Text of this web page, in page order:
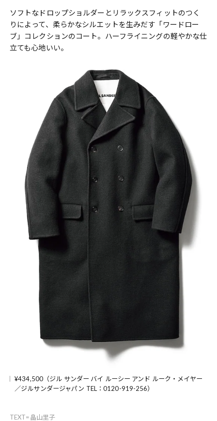
ソフトなドロップショルダーとリラックスフィットのつく
りによって、柔らかなシルエットを生みだす「ワードロー
ブ」コレクションのコート。ハーフライニングの軽やかな仕
立ても心地いい。
¥434,500（ジル サンダー バイ ルーシー アンド ルーク・メイヤー
／ジルサンダージャパン TEL：0120-919-256）
TEXT=畠山里子